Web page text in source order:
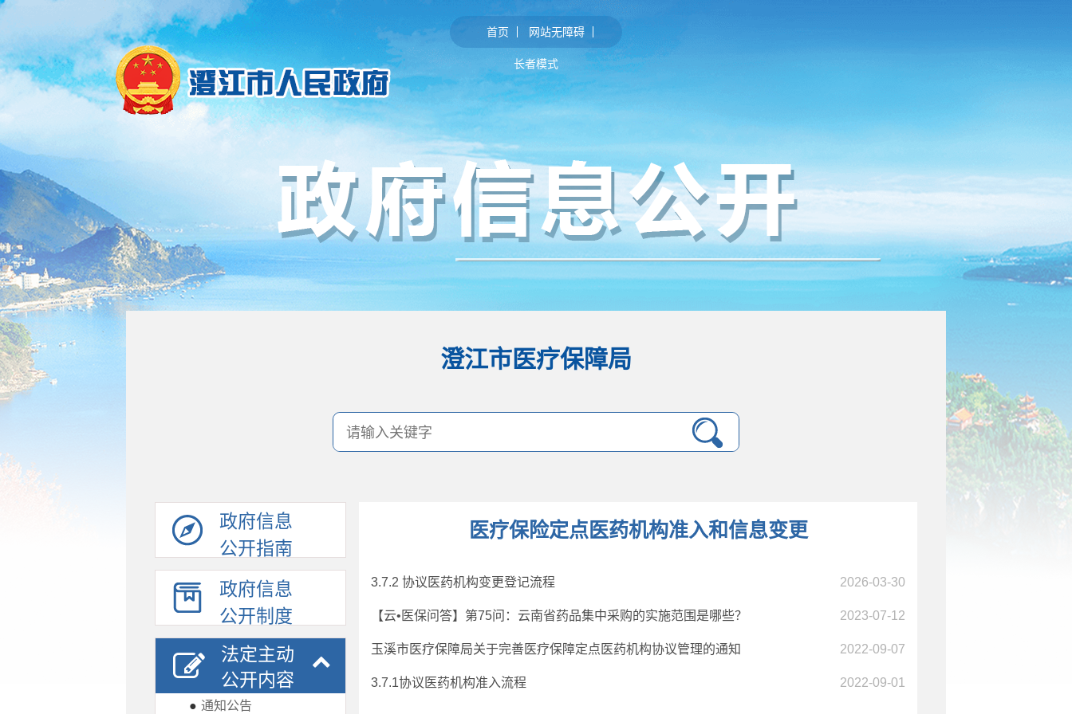
首页 网站无障碍
长者模式
澄江市医疗保障局
医疗保险定点医药机构准入和信息变更
政府信息
公开指南
政府信息
公开制度
法定主动
公开内容
● 通知公告
3.7.2 协议医药机构变更登记流程 2026-03-30
【云•医保问答】第75问：云南省药品集中采购的实施范围是哪些？ 2023-07-12
玉溪市医疗保障局关于完善医疗保障定点医药机构协议管理的通知 2022-09-07
3.7.1协议医药机构准入流程 2022-09-01